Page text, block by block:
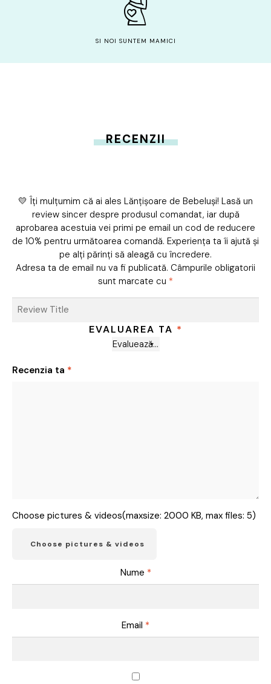
SI NOI SUNTEM MAMICI
RECENZII
💛 Îți mulțumim că ai ales Lănțișoare de Bebeluși! Lasă un
review sincer despre produsul comandat, iar după
aprobarea acestuia vei primi pe email un cod de reducere
de 10% pentru următoarea comandă. Experiența ta îi ajută și
pe alți părinți să aleagă cu încredere.
Adresa ta de email nu va fi publicată. Câmpurile obligatorii
sunt marcate cu *
EVALUAREA TA *
Recenzia ta *
Choose pictures & videos(maxsize: 2000 KB, max files: 5)
Choose pictures & videos
Nume *
Email *